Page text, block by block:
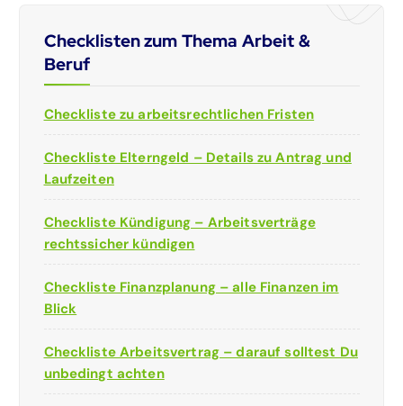
Checklisten zum Thema Arbeit &
Beruf
Checkliste zu arbeitsrechtlichen Fristen
Checkliste Elterngeld – Details zu Antrag und
Laufzeiten
Checkliste Kündigung – Arbeitsverträge
rechtssicher kündigen
Checkliste Finanzplanung – alle Finanzen im
Blick
Checkliste Arbeitsvertrag – darauf solltest Du
unbedingt achten